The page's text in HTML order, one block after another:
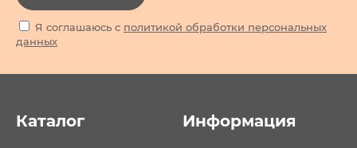
Я соглашаюсь с политикой обработки персональных
данных
Каталог Информация